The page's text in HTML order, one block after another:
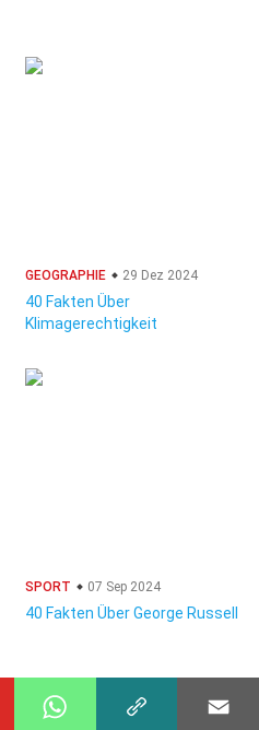
GEOGRAPHIE 29 Dez 2024
40 Fakten Über
Klimagerechtigkeit
SPORT 07 Sep 2024
40 Fakten Über George Russell